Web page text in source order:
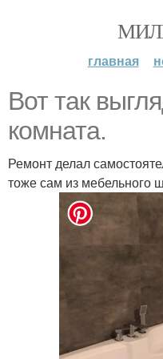
главная
Вот так
комната.
Ремонт делал
тоже сам из мебельного